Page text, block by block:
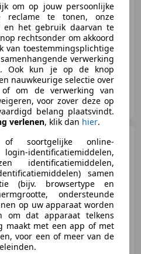
Benzine
81 kW (110 PK)
Volkswagen T-Cross 1.0
TSI Life Automaat | Camera |
Carplay | ECC
€ 21.950
om op jouw persoonlijke
reclame te tonen, onze
en het gebruik daarvan te
rechtsonder om akkoord
van toestemmingsplichtige
verwerking
Ook kun je op de knop
nauwkeurige selectie over
om de verwerking van
voor zover deze op
belang plaatsvindt.
verlenen, klik dan hier.
of soortgelijke online-
identificatiemiddelen,
identificatiemiddelen,
samen
(bijv. browsertype en
ondersteunde
op uw apparaat worden
om dat apparaat telkens
maakt met een app of met
voor een of meer van de